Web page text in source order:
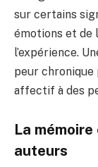
sur certains
émotions et de
l’expérience.
peur chronique
affectif à des
La
auteurs